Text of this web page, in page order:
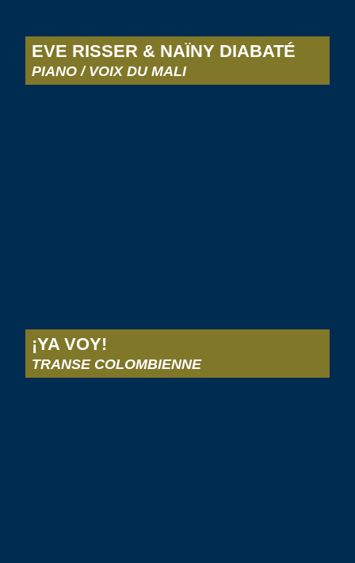
EVE RISSER & NAÏNY DIABATÉ
PIANO / VOIX DU MALI
¡YA VOY!
TRANSE COLOMBIENNE